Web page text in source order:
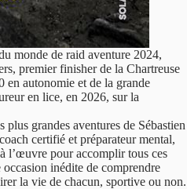
monde de raid aventure 2024,
premier finisher de la Chartreuse
autonomie et de la grande
en lice, en 2026, sur la
grandes aventures de Sébastien
certifié et préparateur mental,
l’œuvre pour accomplir tous ces
inédite de comprendre
la vie de chacun, sportive ou non.